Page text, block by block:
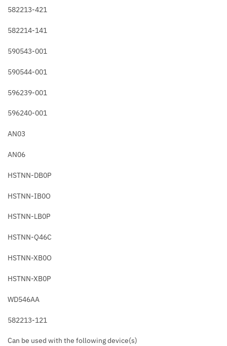
582213-421
582214-141
590543-001
590544-001
596239-001
596240-001
AN03
AN06
HSTNN-DB0P
HSTNN-IB0O
HSTNN-LB0P
HSTNN-Q46C
HSTNN-XB0O
HSTNN-XB0P
WD546AA
582213-121
Can be used with the following device(s)